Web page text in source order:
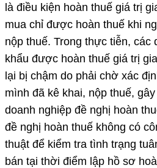
là điều kiện hoàn thuế giá trị
mua chỉ được hoàn thuế khi
nộp thuế. Trong thực tiễn, các
khẩu được hoàn thuế giá trị
lại bị chậm do phải chờ xác
mình đã kê khai, nộp thuế,
doanh nghiệp đề nghị hoàn
đề nghị hoàn thuế không có
thuật để kiểm tra tình trạng
bán tại thời điểm lập hồ sơ